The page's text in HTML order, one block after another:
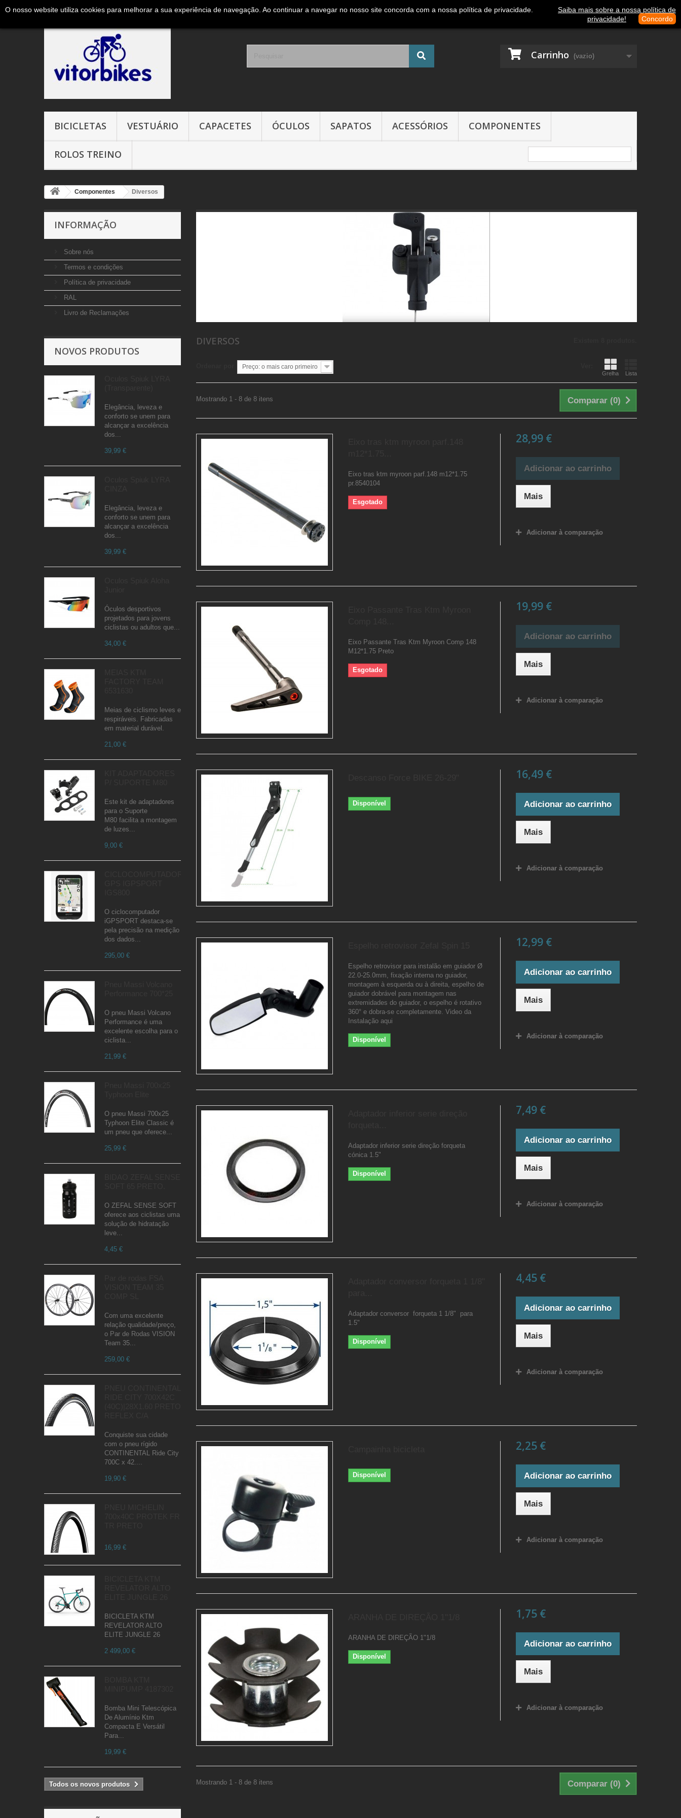
Entrar
Contacte-nos
Ligue-nos agora:+351 965327906 ( chamada para a rede móvel Nacional )
Carrinho (vazio)
BICICLETAS VESTUÁRIO CAPACETES ÓCULOS SAPATOS ACESSÓRIOS COMPONENTES
ROLOS TREINO
Componentes Diversos
INFORMAÇÃO
Sobre nós
Termos e condições
Política de privacidade
RAL
Livro de Reclamações
NOVOS PRODUTOS
Elegância, leveza e
conforto se unem para
alcançar a excelência
dos...
39,99 €
Elegância, leveza e
conforto se unem para
alcançar a excelência
dos...
39,99 €
Óculos desportivos
projetados para jovens
ciclistas ou adultos que...
34,00 €
Meias de ciclismo leves e
respiráveis. Fabricadas
em material durável.
21,00 €
Este kit de adaptadores
para o Suporte
M80 facilita a montagem
de luzes...
9,00 €
O ciclocomputador
iGPSPORT destaca-se
pela precisão na medição
dos dados...
295,00 €
O pneu Massi Volcano
Performance é uma
excelente escolha para o
ciclista...
21,99 €
O pneu Massi 700x25
Typhoon Elite Classic é
um pneu que oferece...
25,99 €
O ZEFAL SENSE SOFT
oferece aos ciclistas uma
solução de hidratação
leve...
4,45 €
Com uma excelente
relação qualidade/preço,
o Par de Rodas VISION
Team 35...
259,00 €
Conquiste sua cidade
com o pneu rígido
CONTINENTAL Ride City
700C x 42....
19,90 €
16,99 €
BICICLETA KTM
REVELATOR ALTO
ELITE JUNGLE 26
2 499,00 €
Bomba Mini Telescópica
De Alumínio Ktm
Compacta E Versátil
Para...
19,99 €
Todos os novos produtos
DIVERSOS
Grelha Lista
Preço: o mais caro primeiro
Comparar (0)
Mostrando 1 - 8 de 8 itens
Eixo tras ktm myroon parf.148 m12*1.75
pr.8540104
Esgotado
28,99 €
Adicionar ao carrinho
Mais
Adicionar à comparação
Eixo Passante Tras Ktm Myroon Comp 148
M12*1.75 Preto
Esgotado
19,99 €
Adicionar ao carrinho
Mais
Adicionar à comparação
Disponível
16,49 €
Adicionar ao carrinho
Mais
Adicionar à comparação
Espelho retrovisor para instalão em guiador Ø
22.0-25.0mm, fixação interna no guiador,
montagem à esquerda ou à direita, espelho de
guiador dobrável para montagem nas
extremidades do guiador, o espelho é rotativo
360° e dobra-se completamente. Video da
Instalação aqui
Disponível
12,99 €
Adicionar ao carrinho
Mais
Adicionar à comparação
Adaptador inferior serie direção forqueta
cónica 1.5"
Disponível
7,49 €
Adicionar ao carrinho
Mais
Adicionar à comparação
Adaptador conversor forqueta 1 1/8" para
1.5"
Disponível
4,45 €
Adicionar ao carrinho
Mais
Adicionar à comparação
Disponível
2,25 €
Adicionar ao carrinho
Mais
Adicionar à comparação
ARANHA DE DIREÇÃO 1"1/8
Disponível
1,75 €
Adicionar ao carrinho
Mais
Adicionar à comparação
Comparar (0)
Mostrando 1 - 8 de 8 itens
O nosso website utiliza cookies para melhorar a sua experiência de navegação. Ao continuar a navegar no nosso site concorda com a nossa política de privacidade.
Saiba mais sobre a nossa política de
privacidade!
Concordo